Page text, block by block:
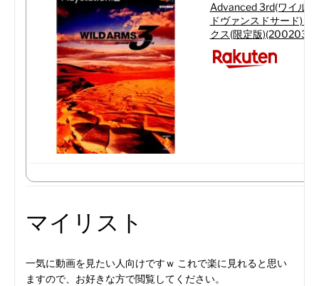
Advanced 3rd(ワイル
ドヴァンスドサード)
クス(限定版
マイリスト
一気に動画を見たい人向けですｗ これで楽に見れると思い
ますので、お好きな方で閲覧してください。